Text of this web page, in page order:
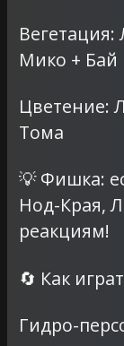
Мико + Бай
Цветение:
Тома
💡 Фишка:
Нод-Края,
реакциям!
🔄 Как
Гидро-